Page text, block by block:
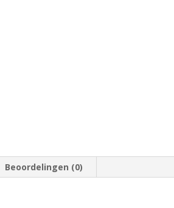
Beoordelingen (0)